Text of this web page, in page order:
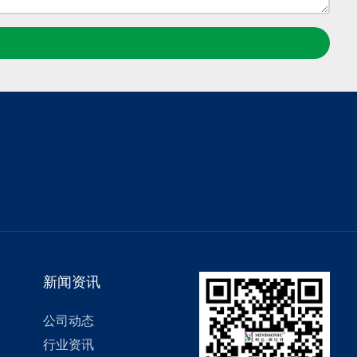
新闻资讯
公司动态
行业资讯